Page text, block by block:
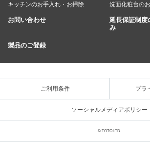
キッチンのお手入れ・お掃除
洗面化粧台の
お問い合わせ
延長保証制度
み
製品のご登録
ご利用条件 プラ
ソーシャルメディアポリシー
© TOTO LTD.